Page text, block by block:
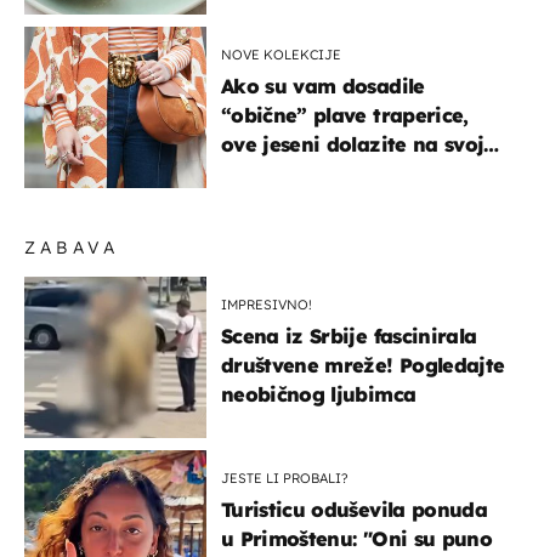
ZABAVA
IMPRESIVNO!
Scena iz Srbije fascinirala
društvene mreže! Pogledajte
neobičnog ljubimca
JESTE LI PROBALI?
Turisticu oduševila ponuda
u Primoštenu: "Oni su puno
NOVE KOLEKCIJE
Ako su vam dosadile
“obične” plave traperice,
ove jeseni dolazite na svoje